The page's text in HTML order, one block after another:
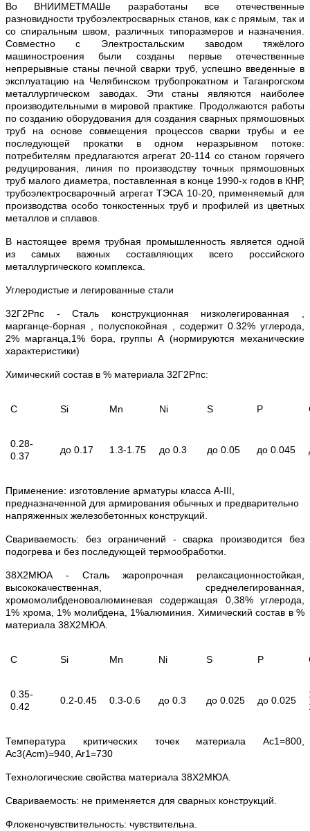
Во ВНИИМЕТМАШе разработаны все отечественные
разновидности трубоэлектросварных станов, как с прямым, так и
со спиральным швом, различных типоразмеров и назначения.
Совместно с Электростальским заводом тяжёлого
машиностроения были созданы первые отечественные
непрерывные станы печной сварки труб, успешно введенные в
эксплуатацию на Челябинском трубопрокатном и Таганрогском
металлургическом заводах. Эти станы являются наиболее
производительными в мировой практике. Продолжаются работы
по созданию оборудования для создания сварных прямошовных
труб на основе совмещения процессов сварки трубы и ее
последующей прокатки в одном неразрывном потоке:
потребителям предлагаются агрегат 20-114 со станом горячего
редуцирования, линия по производству точных прямошовных
труб малого диаметра, поставленная в конце 1990-х годов в КНР,
трубоэлектросварочный агрегат ТЭСА 10-20, применяемый для
производства особо тонкостенных труб и профилей из цветных
металлов и сплавов.
В настоящее время трубная промышленность является одной
из самых важных составляющих всего российского
металлургического комплекса.
Углеродистые и легированные стали
32Г2Рпс - Сталь конструкционная низколегированная ,
марганце-борная , полуспокойная , содержит 0.32% углерода,
2% марганца,1% бора, группы А (нормируются механические
характеристики)
Химический состав в % материала 32Г2Рпс:
C Si Mn Ni S P
0.28-
0.37
до 0.17 1.3-1.75 до 0.3 до 0.05 до 0.045
Применение: изготовление арматуры класса А-III,
предназначенной для армирования обычных и предварительно
напряженных железобетонных конструкций.
Свариваемость: без ограничений - сварка производится без
подогрева и без последующей термообработки.
38Х2МЮА - Сталь жаропрочная релаксационностойкая,
высококачественная, среднелегированная,
хромомолибденовоалюминевая содержащая 0,38% углерода,
1% хрома, 1% молибдена, 1%алюминия. Химический состав в %
материала 38Х2МЮА.
C Si Mn Ni S P
0.35-
0.42
0.2-0.45 0.3-0.6 до 0.3 до 0.025 до 0.025
Температура критических точек материала Ac1=800,
Ac3(Acm)=940, Ar1=730
Технологические свойства материала 38Х2МЮА.
Свариваемость: не применяется для сварных конструкций.
Флокеночувствительность: чувствительна.